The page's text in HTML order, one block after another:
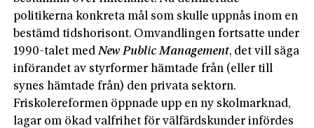
politikerna konkreta mål som skulle uppnås inom en
bestämd tidshorisont. Omvandlingen fortsatte under
1990-talet medNew Public Management, det vill säga
införandet av styrformer hämtade från (eller till
synes hämtade från) den privata sektorn.
Friskolereformen öppnade upp en ny skolmarknad,
lagar om ökad valfrihet för välfärdskunder infördes